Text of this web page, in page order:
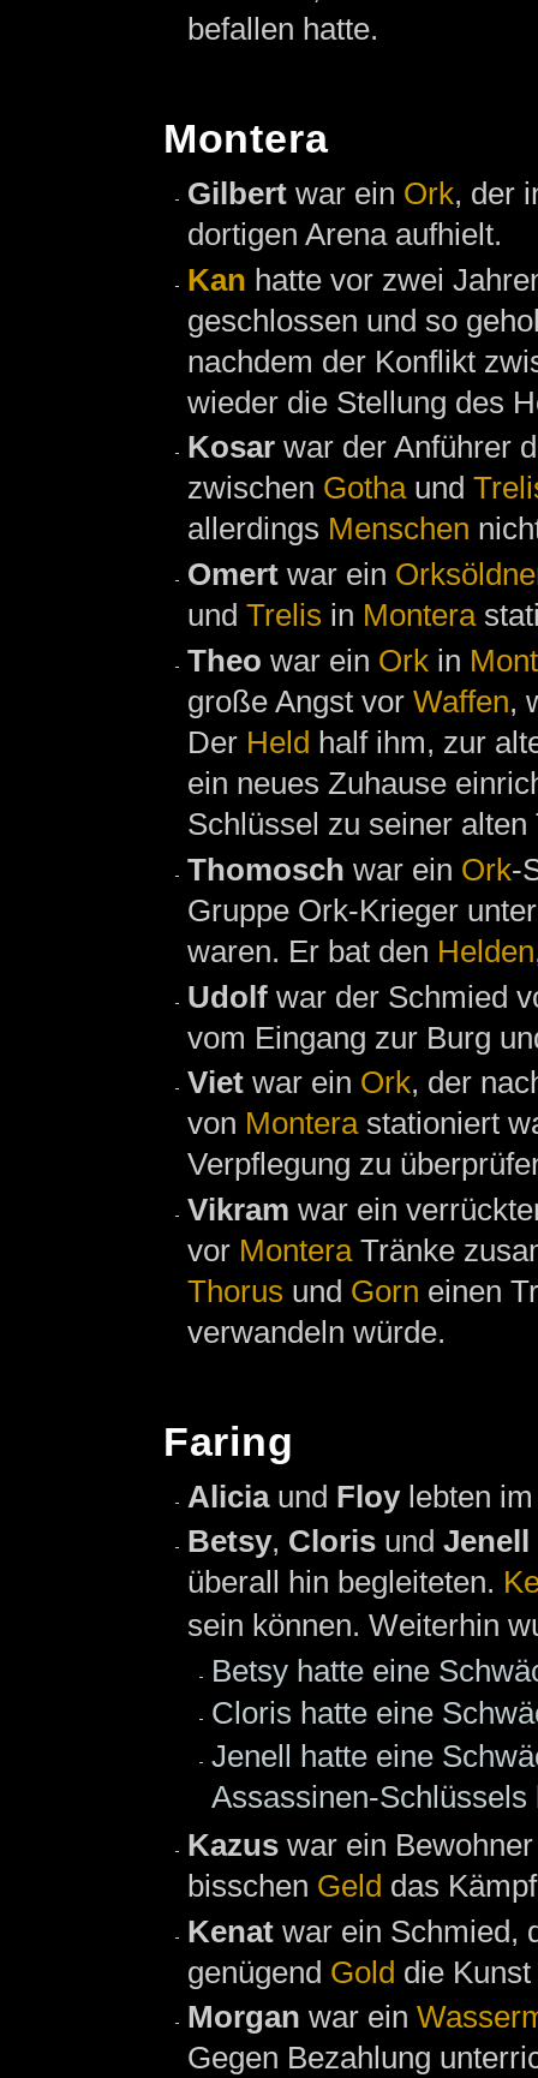
befallen hatte.
Montera
Gilbert war ein Ork, der
dortigen Arena aufhielt.
Kan hatte vor zwei
geschlossen und so
nachdem der Konflikt
wieder die Stellung des
Kosar war der Anführer
zwischen Gothaund
allerdings Menschen
Omert war ein
und Trelis in Montera
Theo war ein Ork in
große Angst vor Waffen,
Der Held half ihm, zur
ein neues Zuhause
Schlüssel zu seiner
Thomosch war ein Ork-
Gruppe Ork-Krieger
waren. Er bat den Helden
Udolf war der Schmied
vom Eingang zur Burg
Viet war ein Ork, der
von Monterastationiert
Verpflegung zu
Vikram war ein
vor MonteraTränke
Thorus und Gorn einen
verwandeln würde.
Faring
Aliciaund Floylebten im
Betsy, Cloris und Jenell
überall hin begleiteten.
sein können. Weiterhin
Betsy hatte eine
Cloris hatte eine
Jenell hatte eine
Assassinen-Schlüssels
Kazus war ein
bisschen Geld das
Kenat war ein Schmied,
genügend Gold die
Morgan war ein
Gegen Bezahlung